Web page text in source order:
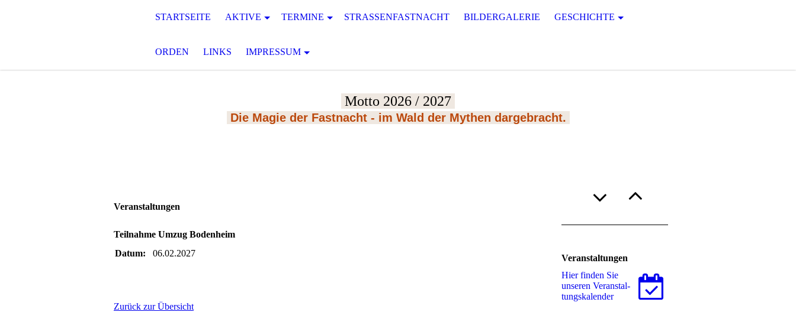
STARTSEITE AKTIVE TERMINE STRASSENFASTNACHT BILDERGALERIE GESCHICHTE
ORDEN LINKS IMPRESSUM
Motto 2026 / 2027
Die Magie der Fastnacht - im Wald der Mythen dargebracht.
Veranstaltungen
Teilnahme Umzug Bodenheim
Datum:
06.02.2027
Zurück zur Übersicht
Veranstaltungen
Hier finden Sie
unseren Ver­an­stal­
tungs­ka­len­der